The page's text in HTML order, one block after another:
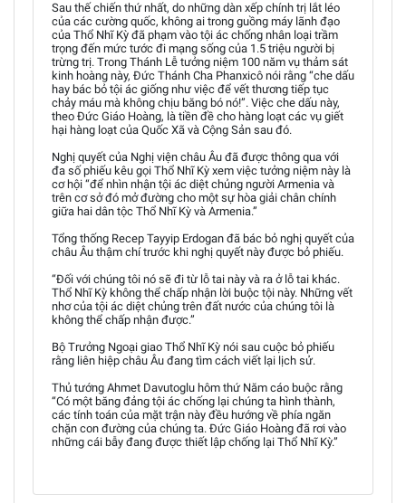
Sau thế chiến thứ nhất, do những dàn xếp chính trị lắt léo
của các cường quốc, không ai trong guồng máy lãnh đạo
của Thổ Nhĩ Kỳ đã phạm vào tội ác chống nhân loại trầm
trọng đến mức tước đi mạng sống của 1.5 triệu người bị
trừng trị. Trong Thánh Lễ tưởng niệm 100 năm vụ thảm sát
kinh hoàng này, Đức Thánh Cha Phanxicô nói rằng “che dấu
hay bác bỏ tội ác giống như việc để vết thương tiếp tục
chảy máu mà không chịu băng bó nó!”. Việc che dấu này,
theo Đức Giáo Hoàng, là tiền đề cho hàng loạt các vụ giết
hại hàng loạt của Quốc Xã và Cộng Sản sau đó.
Nghị quyết của Nghị viện châu Âu đã được thông qua với
đa số phiếu kêu gọi Thổ Nhĩ Kỳ xem việc tưởng niệm này là
cơ hội “để nhìn nhận tội ác diệt chủng người Armenia và
trên cơ sở đó mở đường cho một sự hòa giải chân chính
giữa hai dân tộc Thổ Nhĩ Kỳ và Armenia.”
Tổng thống Recep Tayyip Erdogan đã bác bỏ nghị quyết của
châu Âu thậm chí trước khi nghị quyết này được bỏ phiếu.
“Đối với chúng tôi nó sẽ đi từ lỗ tai này và ra ở lỗ tai khác.
Thổ Nhĩ Kỳ không thể chấp nhận lời buộc tội này. Những vết
nhơ của tội ác diệt chủng trên đất nước của chúng tôi là
không thể chấp nhận được.”
Bộ Trưởng Ngoại giao Thổ Nhĩ Kỳ nói sau cuộc bỏ phiếu
rằng liên hiệp châu Âu đang tìm cách viết lại lịch sử.
Thủ tướng Ahmet Davutoglu hôm thứ Năm cáo buộc rằng
“Có một băng đảng tội ác chống lại chúng ta hình thành,
các tính toán của mặt trận này đều hướng về phía ngăn
chặn con đường của chúng ta. Đức Giáo Hoàng đã rơi vào
những cái bẫy đang được thiết lập chống lại Thổ Nhĩ Kỳ.”